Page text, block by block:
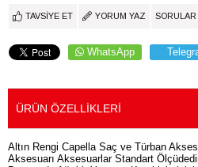
TAVSIYE ET YORUM YAZ SORULAR
WhatsApp
ÜRÜN ÖZELLIKLERI
Altın Rengi Capella Saç ve Türban
Aksesuarı Aksesuarlar Standart